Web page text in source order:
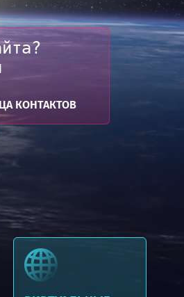
КОНТАКТОВ
доменов .BY Хостинг сайтов